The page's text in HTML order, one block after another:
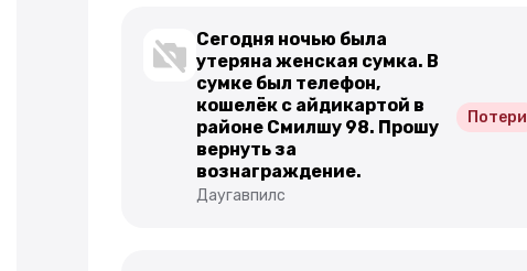
Сегодня ночью была
утеряна женская сумка. В
сумке был телефон,
кошелёк с айдикартой в
районе Смилшу 98. Прошу
вернуть за
вознаграждение.
Даугавпилс
Потери